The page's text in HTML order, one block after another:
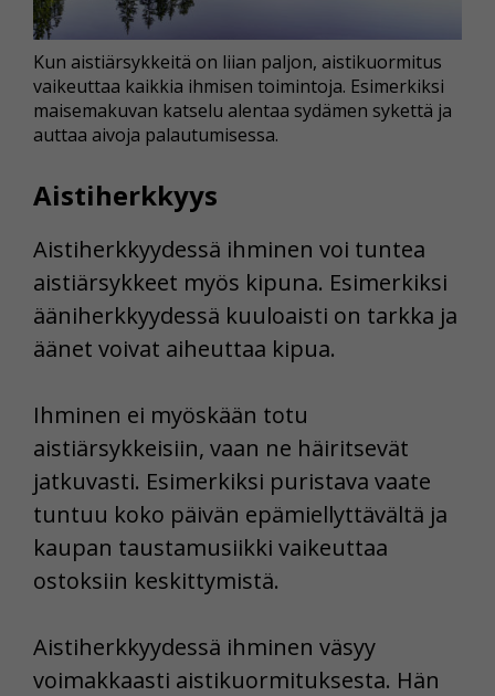
Kun aistiärsykkeitä on liian paljon, aistikuormitus
vaikeuttaa kaikkia ihmisen toimintoja. Esimerkiksi
maisemakuvan katselu alentaa sydämen sykettä ja
auttaa aivoja palautumisessa.
Aistiherkkyys
Aistiherkkyydessä ihminen voi tuntea
aistiärsykkeet myös kipuna. Esimerkiksi
ääniherkkyydessä kuuloaisti on tarkka ja
äänet voivat aiheuttaa kipua.
Ihminen ei myöskään totu
aistiärsykkeisiin, vaan ne häiritsevät
jatkuvasti. Esimerkiksi puristava vaate
tuntuu koko päivän epämiellyttävältä ja
kaupan taustamusiikki vaikeuttaa
ostoksiin keskittymistä.
Aistiherkkyydessä ihminen väsyy
voimakkaasti aistikuormituksesta. Hän